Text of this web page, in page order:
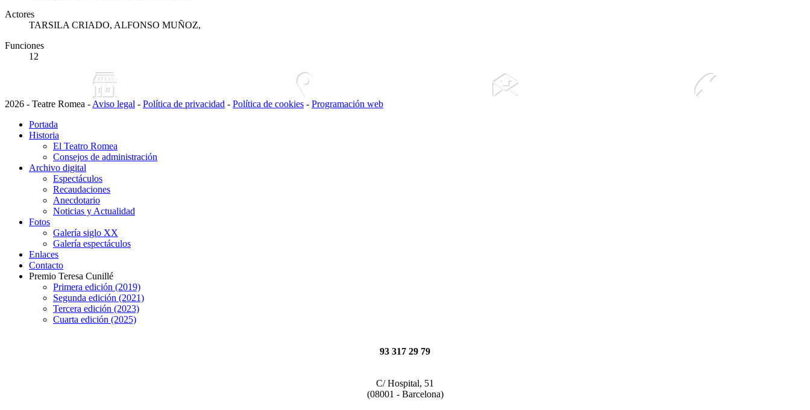
Actores
TARSILA CRIADO, ALFONSO MUÑOZ,
Funciones
12
2026 - Teatre Romea - Aviso legal - Política de privacidad - Política de cookies - Programación web
Portada
Historia
El Teatro Romea
Consejos de administración
Archivo digital
Espectáculos
Recaudaciones
Anecdotario
Noticias y Actualidad
Fotos
Galería siglo XX
Galería espectáculos
Enlaces
Contacto
Premio Teresa Cunillé
Primera edición (2019)
Segunda edición (2021)
Tercera edición (2023)
Cuarta edición (2025)
93 317 29 79
C/ Hospital, 51
(08001 - Barcelona)